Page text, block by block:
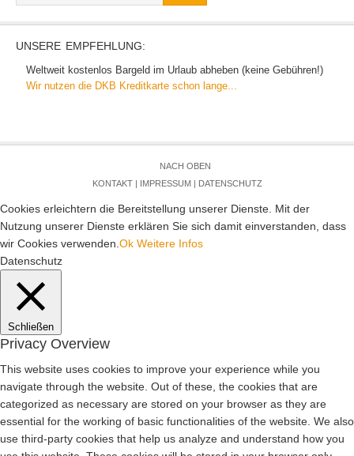
UNSERE EMPFEHLUNG:
Weltweit kostenlos Bargeld im Urlaub abheben (keine Gebühren!)
Wir nutzen die DKB Kreditkarte schon lange...
NACH OBEN
KONTAKT| IMPRESSUM| DATENSCHUTZ
Cookies erleichtern die Bereitstellung unserer Dienste. Mit der
Nutzung unserer Dienste erklären Sie sich damit einverstanden, dass
wir Cookies verwenden. Ok Weitere Infos
Datenschutz
Schließen
Privacy Overview
This website uses cookies to improve your experience while you
navigate through the website. Out of these, the cookies that are
categorized as necessary are stored on your browser as they are
essential for the working of basic functionalities of the website. We also
use third-party cookies that help us analyze and understand how you